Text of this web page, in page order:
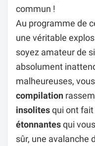
commun !
Au programme de
une véritable
soyez amateur de
absolument
malheureuses,
compilation
insolites qui ont fait
étonnantes qui
sûr, une avalanche